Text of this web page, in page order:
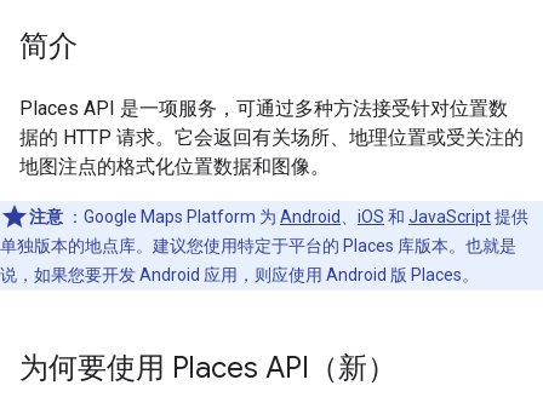
简介
Places API 是一项服务，可通过多种方法接受针对位置数
据的 HTTP 请求。它会返回有关场所、地理位置或受关注的
地图注点的格式化位置数据和图像。
注意 ：Google Maps Platform 为 Android iOS 和 JavaScript提供
单独版本的地点库。建议您使用特定于平台的 Places 库版本。也就是
说，如果您要开发 Android 应用，则应使用 Android 版 Places。
为何要使用 Places API（新）